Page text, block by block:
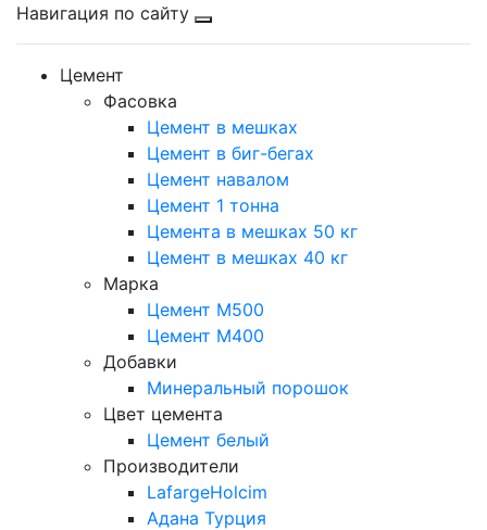
Навигация по сайту
Цемент
Фасовка
Цемент в мешках
Цемент в биг-бегах
Цемент навалом
Цемент 1 тонна
Цемента в мешках 50 кг
Цемент в мешках 40 кг
Марка
Цемент М500
Цемент М400
Добавки
Минеральный порошок
Цвет цемента
Цемент белый
Производители
LafargeHolcim
Адана Турция